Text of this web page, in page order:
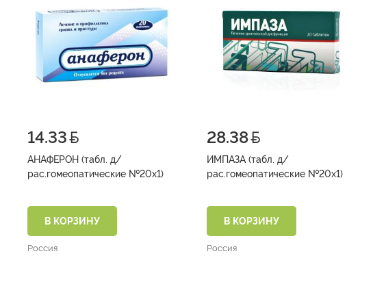
14.33
АНАФЕРОН (табл. д/
рас.гомеопатические №20х1)
В КОРЗИНУ
Россия
28.38
ИМПАЗА (табл. д/
рас.гомеопатические №20х1)
В КОРЗИНУ
Россия